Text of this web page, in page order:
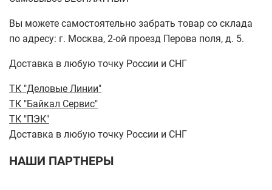
Вы можете самостоятельно забрать товар со склада
по адресу: г. Москва, 2-ой проезд Перова поля, д. 5.
Доставка в любую точку России и СНГ
ТК "Деловые Линии"
ТК "Байкал Сервис"
ТК "ПЭК"
Доставка в любую точку России и СНГ
НАШИ ПАРТНЕРЫ